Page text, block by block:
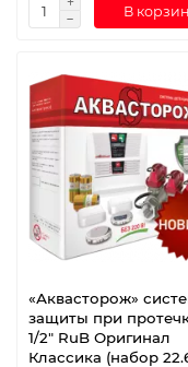
В
«Аквасторож»
защиты при
1/2″ RuB Оригинал
Классика (набор